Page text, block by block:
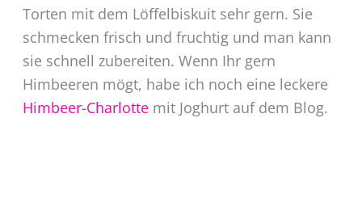
Torten mit dem Löffelbiskuit sehr gern. Sie
schmecken frisch und fruchtig und man kann
sie schnell zubereiten. Wenn Ihr gern
Himbeeren mögt, habe ich noch eine leckere
Himbeer-Charlottemit Joghurt auf dem Blog.